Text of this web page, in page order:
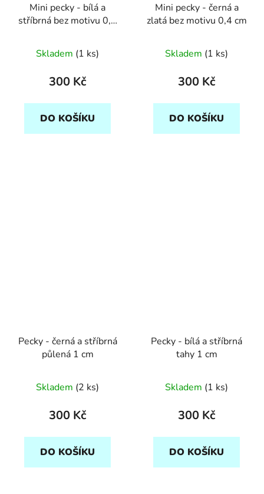
Mini pecky - bílá a
stříbrná bez motivu 0,4
Skladem (1 ks)
300 Kč
DO KOŠÍKU
Mini pecky - černá a
zlatá bez motivu 0,4 cm
Skladem (1 ks)
300 Kč
DO KOŠÍKU
Pecky - černá a stříbrná
půlená 1 cm
Skladem (2 ks)
300 Kč
DO KOŠÍKU
Pecky - bílá a stříbrná
tahy 1 cm
Skladem (1 ks)
300 Kč
DO KOŠÍKU